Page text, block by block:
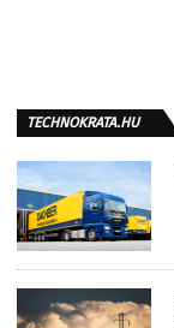
TECHNOKRATA.HU